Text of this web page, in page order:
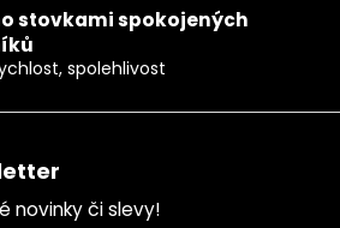
stovkami spokojených
spolehlivost
novinky či slevy!